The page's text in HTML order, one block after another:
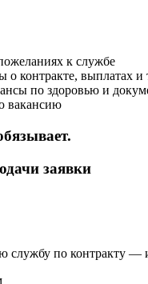
к службе
контракте, выплатах и
по здоровью и
вакансию
заявки
службу по контракту —